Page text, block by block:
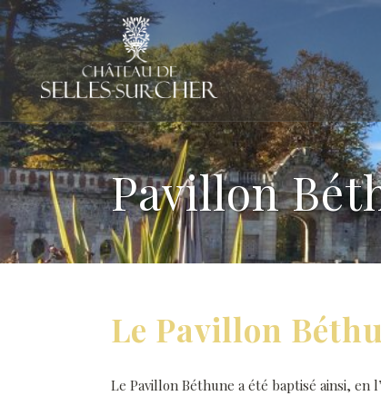
Pavillon
Le Pavillon
Le Pavillon Béthune a été baptisé ainsi,